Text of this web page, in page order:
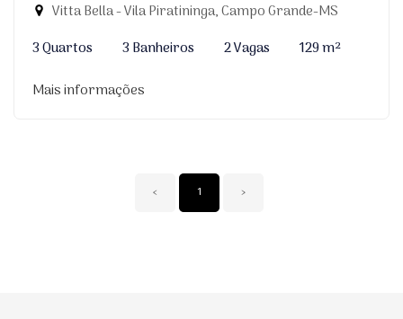
Vitta Bella - Vila Piratininga, Campo Grande-MS
3 Quartos
3 Banheiros 2 Vagas
129 m²
Mais informações
‹ 1 ›